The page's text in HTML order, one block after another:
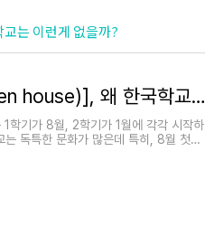
는 이런게 없을까?
미국학교 [오픈하우스(Open house)], 왜 한국학교는 이런게 없을까?
학기가 8월, 2학기가 1월에 각각 시작하
독특한 문화가 많은데 특히, 8월 첫학